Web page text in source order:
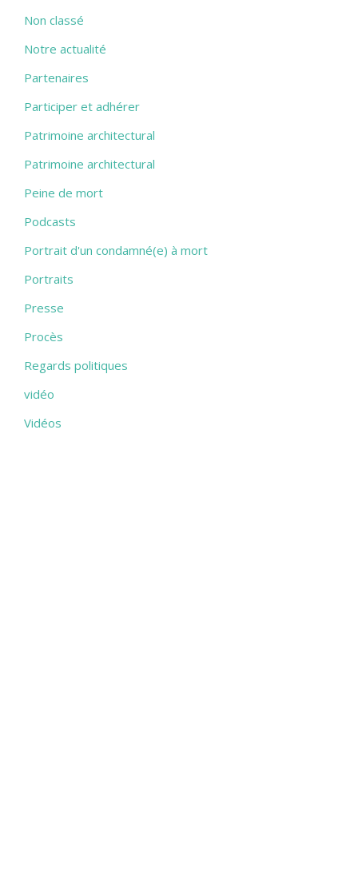
Non classé
Notre actualité
Partenaires
Participer et adhérer
Patrimoine architectural
Patrimoine architectural
Peine de mort
Podcasts
Portrait d'un condamné(e) à mort
Portraits
Presse
Procès
Regards politiques
vidéo
Vidéos